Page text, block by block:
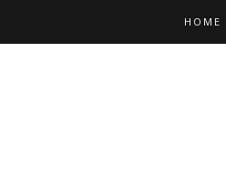
HOME